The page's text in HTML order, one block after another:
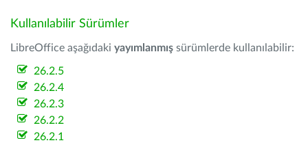
Kullanılabilir Sürümler
LibreOffice aşağıdaki yayımlanmış sürümlerde kullanılabilir:
26.2.5
26.2.4
26.2.3
26.2.2
26.2.1